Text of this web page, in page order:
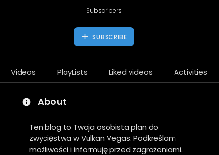
Subscribers
SUBSCRIBE
Videos PlayLists Liked videos Activities
About
Ten blog to Twoja osobista plan do
zwycięstwa w Vulkan Vegas. Podkreślam
możliwości i informuję przed zagrożeniami.